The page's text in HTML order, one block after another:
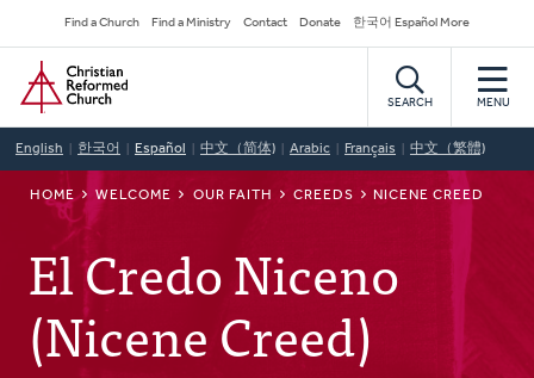
to
main
content
Secondary
Navigation
Find a Church Find a Ministry Contact Donate 한국어 Español More
Home
SEARCH MENU
English 한국어 Español 中文（简体) Arabic Français 中文（繁體)
BREADCRUMB
HOME WELCOME OUR FAITH CREEDS NICENE CREED
El Credo Niceno
(Nicene Creed)